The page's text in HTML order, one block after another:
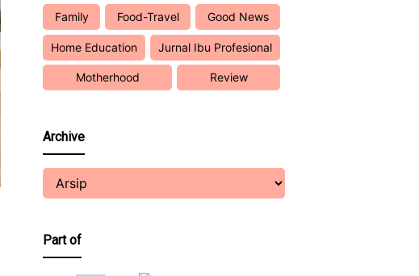
Family Food-Travel Good News
Home Education Jurnal Ibu Profesional
Motherhood Review
Archive
Part of